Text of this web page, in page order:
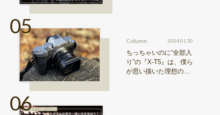
Column 2024.01.30
ちっちゃいのに“全部入
り”の『X-T5』は、僕ら
が思い描いた理想の写